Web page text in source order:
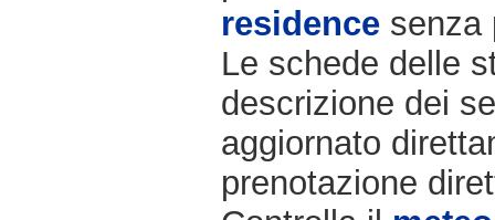
residence senza
Le schede delle
descrizione dei
aggiornato
prenotazione